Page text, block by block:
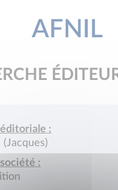
AFNIL
:
(Jacques)
: